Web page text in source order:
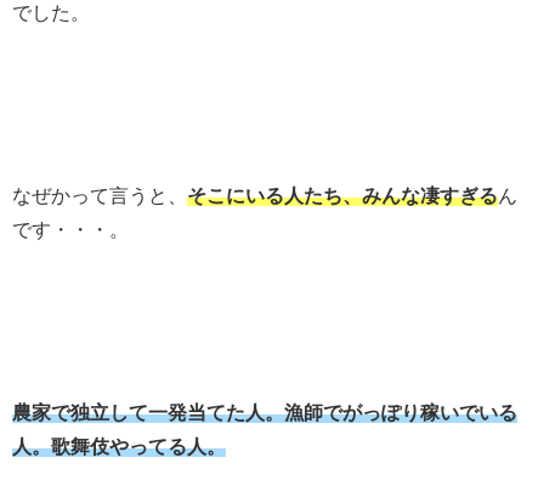
でした。
なぜかって言うと、 そこにいる人たち、みんな凄すぎるん
です・・・。
農家で独立して一発当てた人。漁師でがっぽり稼いでいる
人。歌舞伎やってる人。